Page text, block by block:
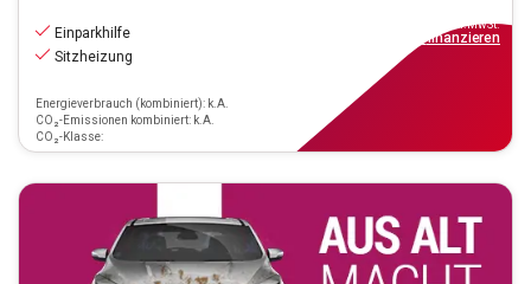
Einparkhilfe
Sitzheizung
Energieverbrauch (kombiniert): k.A.
CO₂-Emissionen kombiniert: k.A.
CO₂-Klasse:
inkl.MwSt.
finanzieren